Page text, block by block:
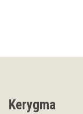
Kerygma